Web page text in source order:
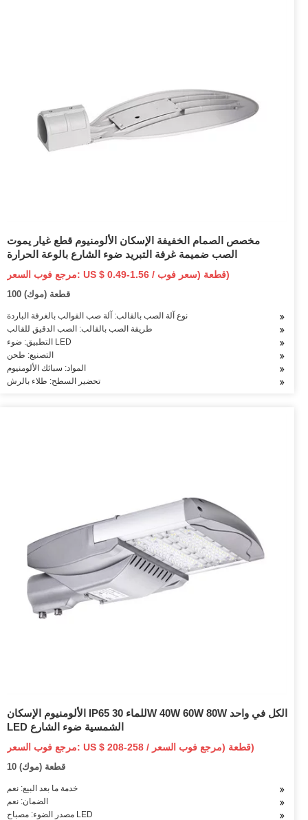
مخصص الصمام الخفيفة الإسكان الألومنيوم قطع غيار يموت
الصب ضميمة غرفة التبريد ضوء الشارع بالوعة الحرارة
مرجع فوب السعر: US $ 0.49-1.56 / قطعة (سعر فوب)
100 قطعة (موك)
نوع آلة الصب بالقالب: آلة صب القوالب بالغرفة الباردة
طريقة الصب بالقالب: الصب الدقيق للقالب
التطبيق: ضوء LED
التصنيع: طحن
المواد: سبائك الألومنيوم
تحضير السطح: طلاء بالرش
الألومنيوم الإسكان IP65 للماء 30W 40W 60W 80W الكل في واحد
LED الشمسية ضوء الشارع
مرجع فوب السعر: US $ 208-258 / قطعة (مرجع فوب السعر)
10 قطعة (موك)
خدمة ما بعد البيع: نعم
الضمان: نعم
مصدر الضوء: مصباح LED